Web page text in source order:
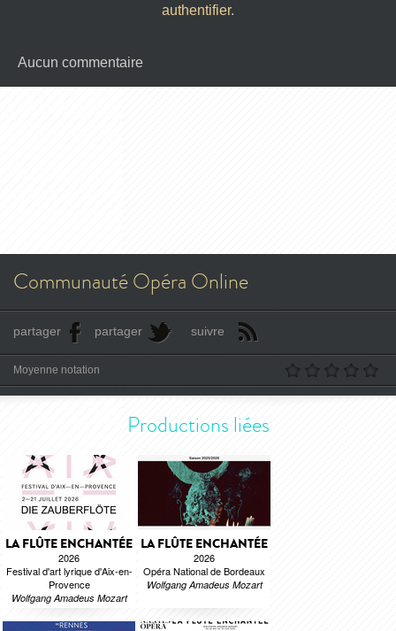
authentifier.
Aucun commentaire
Communauté Opéra Online
partager partager suivre
Moyenne notation
Productions liées
LA FLÛTE ENCHANTÉE
2026
Festival d'art lyrique d'Aix-en-
Provence
Wolfgang Amadeus Mozart
LA FLÛTE ENCHANTÉE
2026
Opéra National de Bordeaux
Wolfgang Amadeus Mozart